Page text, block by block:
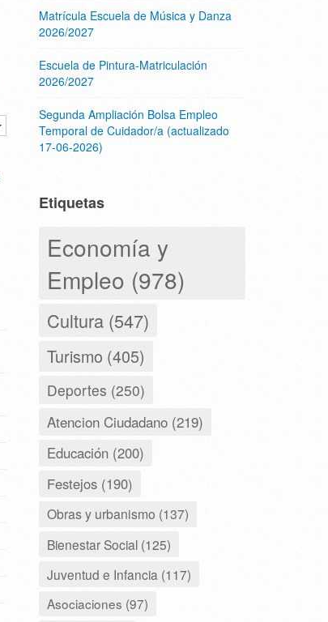
Matrícula Escuela de Música y Danza
2026/2027
Escuela de Pintura-Matriculación
2026/2027
Segunda Ampliación Bolsa Empleo
Temporal de Cuidador/a (actualizado
17-06-2026)
Etiquetas
Economía y
Empleo (978)
Cultura (547)
Turismo (405)
Deportes (250)
Atencion Ciudadano (219)
Educación (200)
Festejos (190)
Obras y urbanismo (137)
Bienestar Social (125)
Juventud e Infancia (117)
Asociaciones (97)